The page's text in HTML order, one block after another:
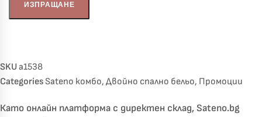
SKUa1538
Categories Sateno комбо, Двойно спално бельо, Промоции
Като онлайн платформа с директен склад, Sateno.bg